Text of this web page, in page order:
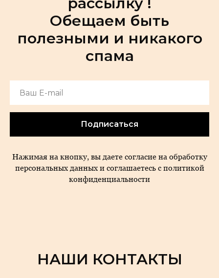
Обещаем быть
полезными и никакого
спама
Подписаться
Нажимая на кнопку, вы даете согласие на обработку
персональных данных и соглашаетесь c политикой
конфиденциальности
НАШИ КОНТАКТЫ